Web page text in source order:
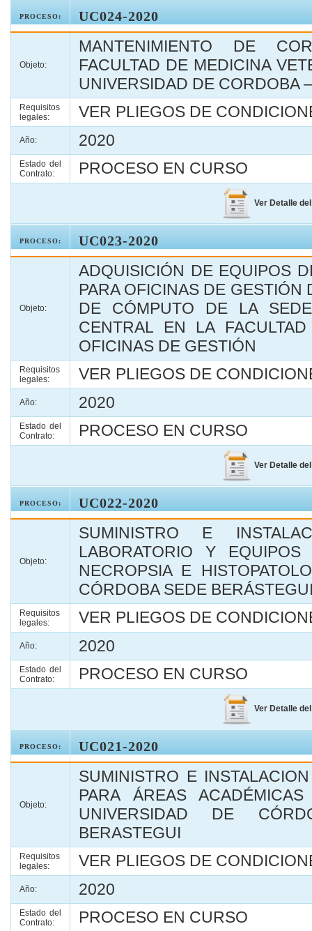
PROCESO: UC024-2020
Objeto:
MANTENIMIENTO DE
FACULTAD DE MEDICINA
UNIVERSIDAD DE CORDOBA
Requisitos
legales:
VER PLIEGOS DE
Año: 2020
Estado del
Contrato:
PROCESO EN CURSO
Ver Detalle
PROCESO: UC023-2020
Objeto:
ADQUISICIÓN DE EQUIPOS
PARA OFICINAS DE GESTIÓN
DE CÓMPUTO DE LA
CENTRAL EN LA
OFICINAS DE GESTIÓN
Requisitos
legales:
VER PLIEGOS DE
Año: 2020
Estado del
Contrato:
PROCESO EN CURSO
Ver Detalle
PROCESO: UC022-2020
Objeto:
SUMINISTRO E
LABORATORIO Y
NECROPSIA E
CÓRDOBA SEDE
Requisitos
legales:
VER PLIEGOS DE
Año: 2020
Estado del
Contrato:
PROCESO EN CURSO
Ver Detalle
PROCESO: UC021-2020
Objeto:
SUMINISTRO E
PARA ÁREAS
UNIVERSIDAD DE
BERASTEGUI
Requisitos
legales:
VER PLIEGOS DE
Año: 2020
Estado del
Contrato:
PROCESO EN CURSO